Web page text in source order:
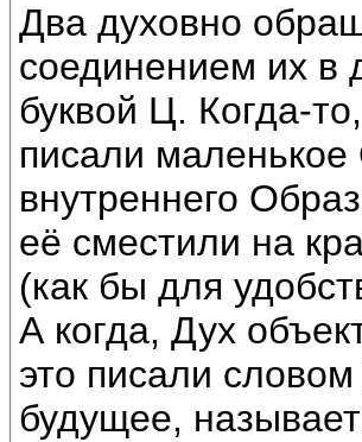
Два духовно
соединением их в
буквой Ц. Когда-
писали
внутреннего
её сместили на
(как бы для
А когда, Дух
это писали
будущее,